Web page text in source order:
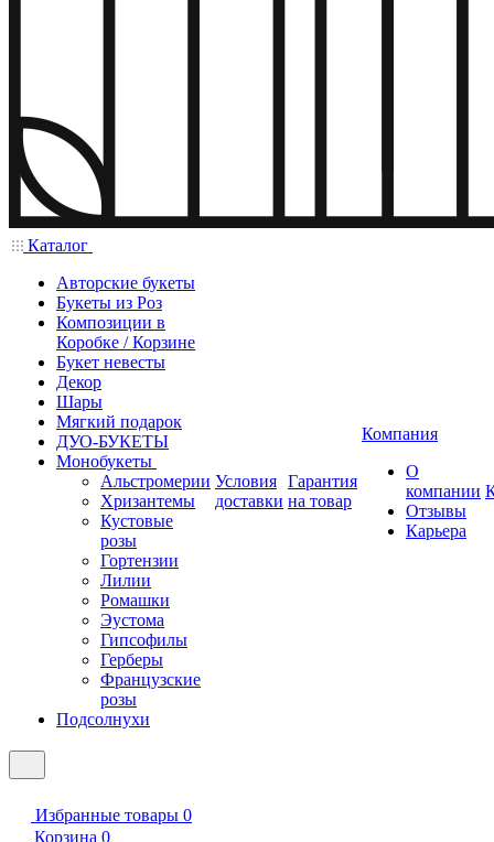
Каталог
Авторские букеты
Букеты из Роз
Композиции в
Коробке / Корзине
Букет невесты
Декор
Шары
Мягкий подарок
ДУО-БУКЕТЫ
Монобукеты
Альстромерии
Хризантемы
Кустовые
розы
Гортензии
Лилии
Ромашки
Эустома
Гипсофилы
Герберы
Французские
розы
Подсолнухи
Условия
доставки
Гарантия
на товар
Компания
О
компании
Отзывы
Карьера
Избранные товары 0
Корзина 0